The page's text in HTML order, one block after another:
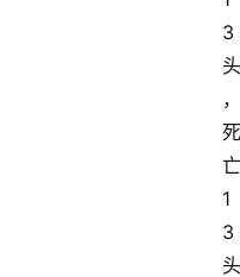
3
头
，
死
亡
1
3
头